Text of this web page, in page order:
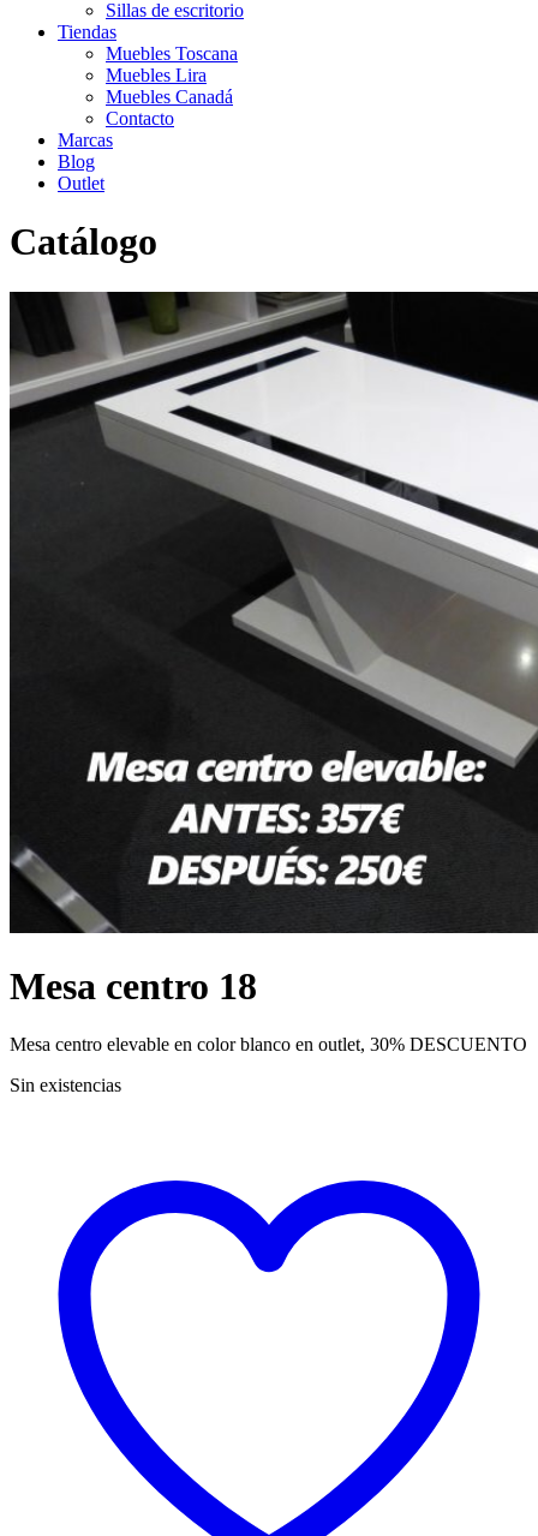
Sillas de escritorio
Tiendas
Muebles Toscana
Muebles Lira
Muebles Canadá
Contacto
Marcas
Blog
Outlet
Catálogo
> Catálogo Outlet Mesa centro 18
Mesa centro 18
Mesa centro elevable en color blanco en outlet, 30% DESCUENTO
Sin existencias